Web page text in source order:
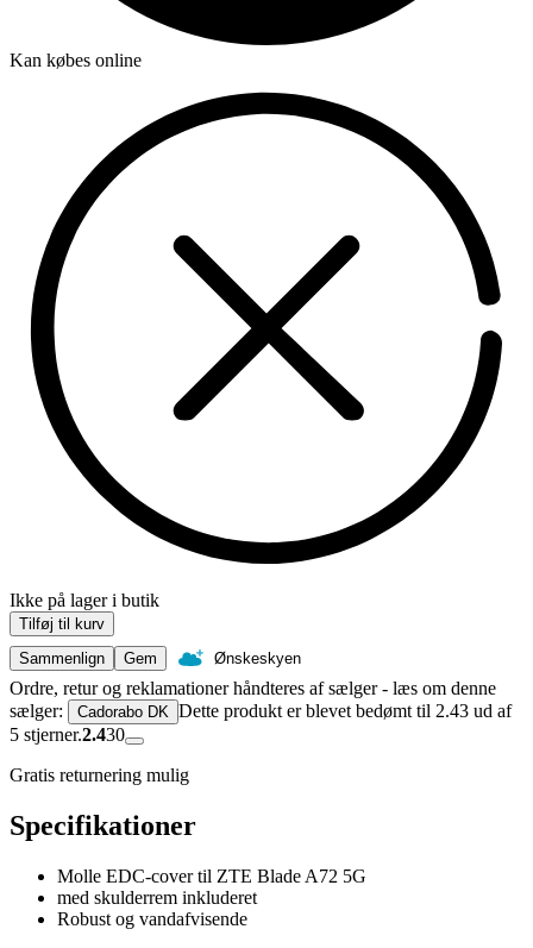
Kan købes online
Ikke på lager i butik
Tilføj til kurv
Sammenlign
Gem Ønskeskyen
Ordre, retur og reklamationer håndteres af sælger - læs om denne
sælger:
Cadorabo DK Dette produkt er blevet bedømt til 2.43 ud af
5 stjerner.2.430
Gratis returnering mulig
Specifikationer
Molle EDC-cover til ZTE Blade A72 5G
med skulderrem inkluderet
Robust og vandafvisende